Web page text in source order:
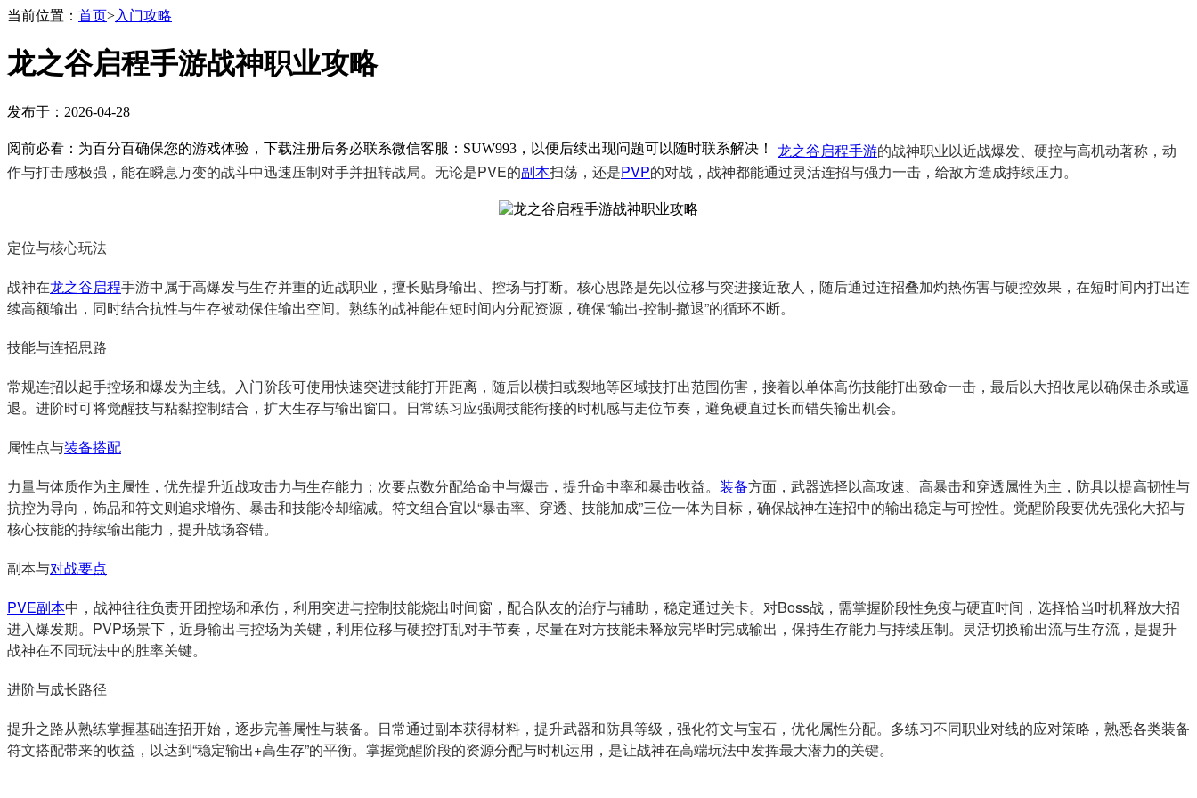
当前位置： 首页>入门攻略
龙之谷启程手游战神职业攻略
发布于：2026-04-28
阅前必看：为百分百确保您的游戏体验，下载注册后务必联系微信客服：SUW993，以便后续出现问题可以随时联系解决！ 龙之谷启程手游的战神职业以近战爆发、硬控与高机动著称，动
作与打击感极强，能在瞬息万变的战斗中迅速压制对手并扭转战局。无论是PVE的副本扫荡，还是PVP的对战，战神都能通过灵活连招与强力一击，给敌方造成持续压力。
定位与核心玩法
战神在龙之谷启程手游中属于高爆发与生存并重的近战职业，擅长贴身输出、控场与打断。核心思路是先以位移与突进接近敌人，随后通过连招叠加灼热伤害与硬控效果，在短时间内打出连
续高额输出，同时结合抗性与生存被动保住输出空间。熟练的战神能在短时间内分配资源，确保“输出-控制-撤退”的循环不断。
技能与连招思路
常规连招以起手控场和爆发为主线。入门阶段可使用快速突进技能打开距离，随后以横扫或裂地等区域技打出范围伤害，接着以单体高伤技能打出致命一击，最后以大招收尾以确保击杀或逼
退。进阶时可将觉醒技与粘黏控制结合，扩大生存与输出窗口。日常练习应强调技能衔接的时机感与走位节奏，避免硬直过长而错失输出机会。
属性点与装备搭配
力量与体质作为主属性，优先提升近战攻击力与生存能力；次要点数分配给命中与爆击，提升命中率和暴击收益。 装备方面，武器选择以高攻速、高暴击和穿透属性为主，防具以提高韧性与
抗控为导向，饰品和符文则追求增伤、暴击和技能冷却缩减。符文组合宜以“暴击率、穿透、技能加成”三位一体为目标，确保战神在连招中的输出稳定与可控性。觉醒阶段要优先强化大招与
核心技能的持续输出能力，提升战场容错。
副本与对战要点
PVE副本中，战神往往负责开团控场和承伤，利用突进与控制技能烧出时间窗，配合队友的治疗与辅助，稳定通过关卡。对Boss战，需掌握阶段性免疫与硬直时间，选择恰当时机释放大招
进入爆发期。PVP场景下，近身输出与控场为关键，利用位移与硬控打乱对手节奏，尽量在对方技能未释放完毕时完成输出，保持生存能力与持续压制。灵活切换输出流与生存流，是提升
战神在不同玩法中的胜率关键。
进阶与成长路径
提升之路从熟练掌握基础连招开始，逐步完善属性与装备。日常通过副本获得材料，提升武器和防具等级，强化符文与宝石，优化属性分配。多练习不同职业对线的应对策略，熟悉各类装备
符文搭配带来的收益，以达到“稳定输出+高生存”的平衡。掌握觉醒阶段的资源分配与时机运用，是让战神在高端玩法中发挥最大潜力的关键。